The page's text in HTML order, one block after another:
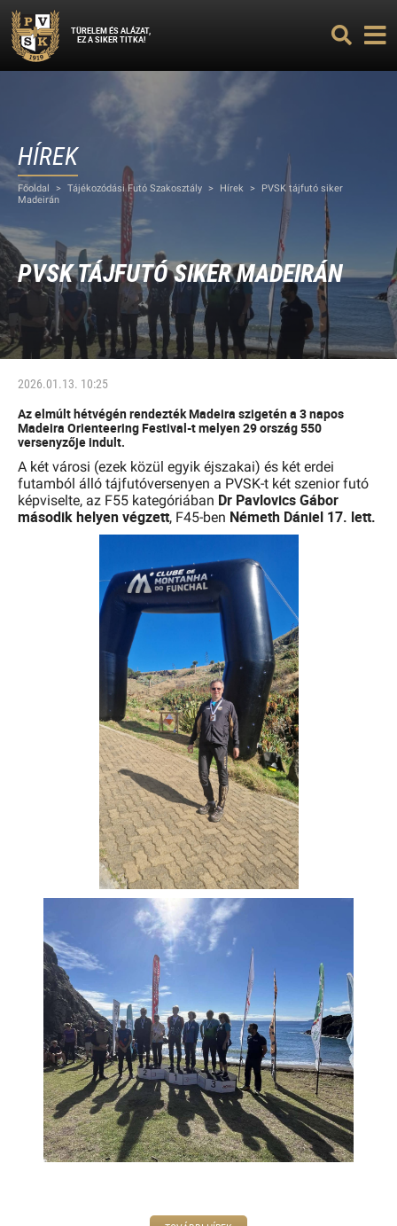
TÜRELEM ÉS ALÁZAT,
EZ A SIKER TITKA!
HÍREK
Főoldal > Tájékozódási Futó Szakosztály > Hírek >
PVSK tájfutó siker
Madeirán
PVSK TÁJFUTÓ SIKER MADEIRÁN
2026.01.13. 10:25
Az elmúlt hétvégén rendezték Madeira szigetén a 3 napos
Madeira Orienteering Festival-t melyen 29 ország 550
versenyzője indult.
A két városi (ezek közül egyik éjszakai) és két erdei
futamból álló tájfutóversenyen a PVSK-t két szenior futó
képviselte, az F55 kategóriában Dr Pavlovics Gábor
második helyen végzett, F45-ben Németh Dániel 17. lett.